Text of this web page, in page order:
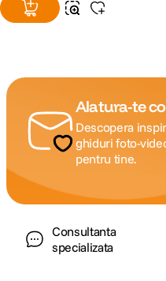
Alatura-te
Descopera
ghiduri foto-
pentru tine.
Consultanta
specializata